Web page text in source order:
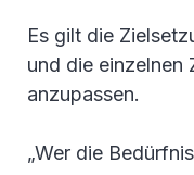
Es gilt die
und die einzelnen
anzupassen.
„Wer die